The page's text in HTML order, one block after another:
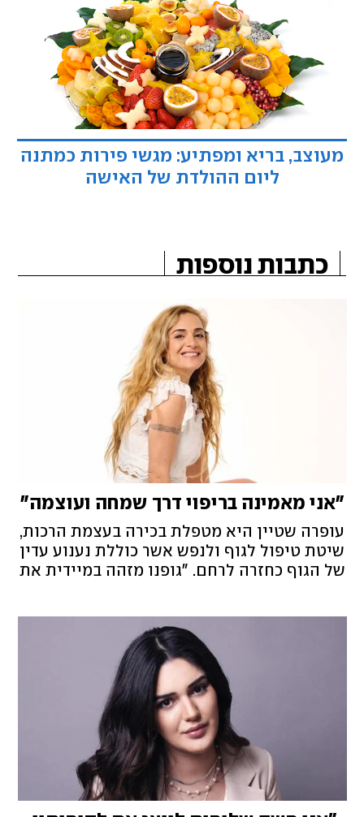
מעוצב, בריא ומפתיע: מגשי פירות כמתנה
ליום ההולדת של האישה
כתבות נוספות
"אני מאמינה בריפוי דרך שמחה ועוצמה"
עופרה שטיין היא מטפלת בכירה בעצמת הרכות,
שיטת טיפול לגוף ולנפש אשר כוללת נענוע עדין
של הגוף כחזרה לרחם. "גופנו מזהה במיידית את